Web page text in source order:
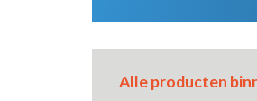
Alle producten